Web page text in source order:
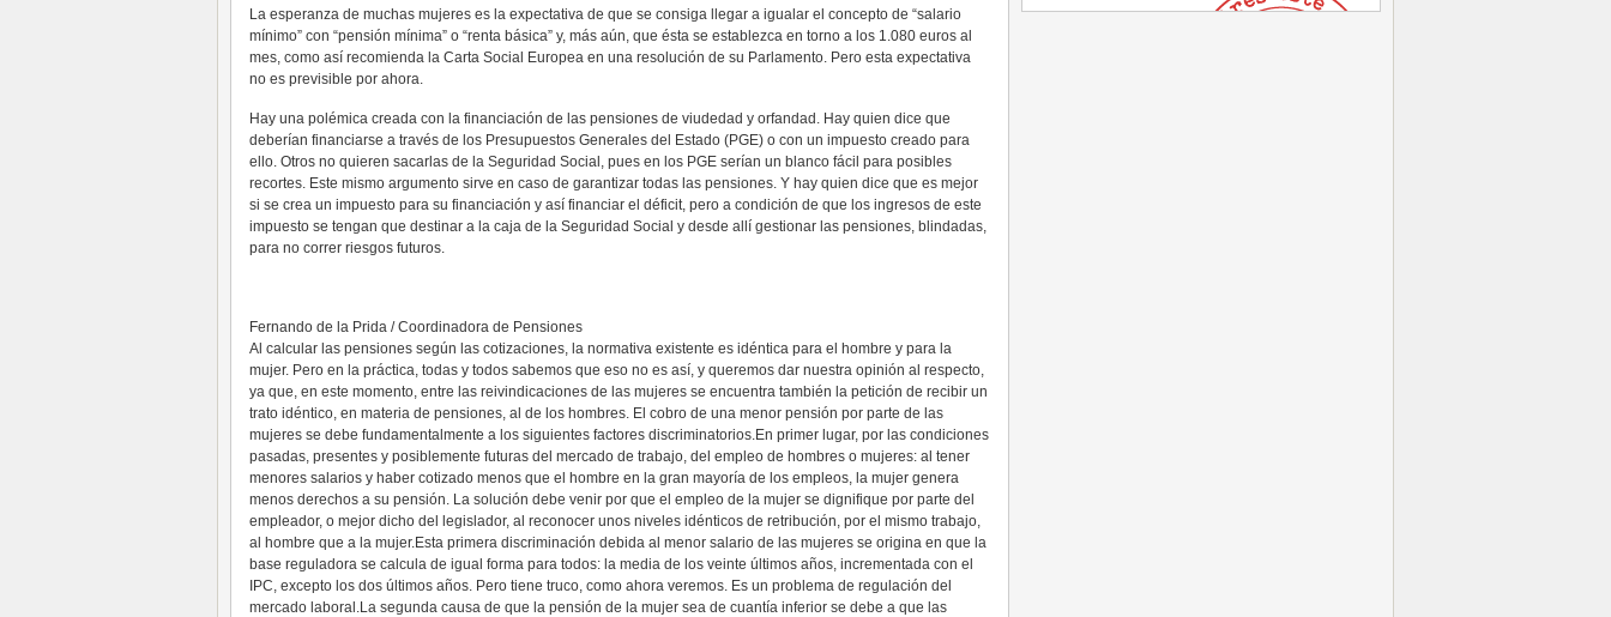
La esperanza de muchas mujeres es la expectativa de que se consiga llegar a igualar el concepto de “salario
mínimo” con “pensión mínima” o “renta básica” y, más aún, que ésta se establezca en torno a los 1.080 euros al
mes, como así recomienda la Carta Social Europea en una resolución de su Parlamento. Pero esta expectativa
no es previsible por ahora.
Hay una polémica creada con la financiación de las pensiones de viudedad y orfandad. Hay quien dice que
deberían financiarse a través de los Presupuestos Generales del Estado (PGE) o con un impuesto creado para
ello. Otros no quieren sacarlas de la Seguridad Social, pues en los PGE serían un blanco fácil para posibles
recortes. Este mismo argumento sirve en caso de garantizar todas las pensiones. Y hay quien dice que es mejor
si se crea un impuesto para su financiación y así financiar el déficit, pero a condición de que los ingresos de este
impuesto se tengan que destinar a la caja de la Seguridad Social y desde allí gestionar las pensiones, blindadas,
para no correr riesgos futuros.
Fernando de la Prida / Coordinadora de Pensiones
Al calcular las pensiones según las cotizaciones, la normativa existente es idéntica para el hombre y para la
mujer. Pero en la práctica, todas y todos sabemos que eso no es así, y queremos dar nuestra opinión al respecto,
ya que, en este momento, entre las reivindicaciones de las mujeres se encuentra también la petición de recibir un
trato idéntico, en materia de pensiones, al de los hombres. El cobro de una menor pensión por parte de las
mujeres se debe fundamentalmente a los siguientes factores discriminatorios.En primer lugar, por las condiciones
pasadas, presentes y posiblemente futuras del mercado de trabajo, del empleo de hombres o mujeres: al tener
menores salarios y haber cotizado menos que el hombre en la gran mayoría de los empleos, la mujer genera
menos derechos a su pensión. La solución debe venir por que el empleo de la mujer se dignifique por parte del
empleador, o mejor dicho del legislador, al reconocer unos niveles idénticos de retribución, por el mismo trabajo,
al hombre que a la mujer.Esta primera discriminación debida al menor salario de las mujeres se origina en que la
base reguladora se calcula de igual forma para todos: la media de los veinte últimos años, incrementada con el
IPC, excepto los dos últimos años. Pero tiene truco, como ahora veremos. Es un problema de regulación del
mercado laboral.La segunda causa de que la pensión de la mujer sea de cuantía inferior se debe a que las